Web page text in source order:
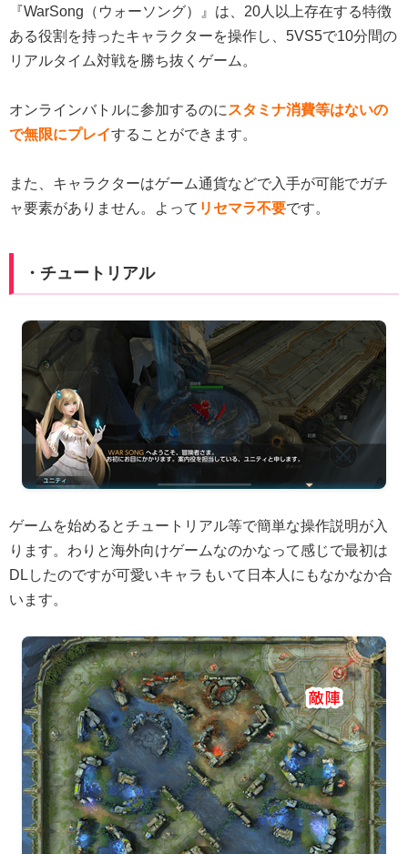
『WarSong（ウォーソング）』は、20人以上存在する特徴
ある役割を持ったキャラクターを操作し、5VS5で10分間の
リアルタイム対戦を勝ち抜くゲーム。
オンラインバトルに参加するのに スタミナ消費等はないの
で無限にプレイすることができます。
また、キャラクターはゲーム通貨などで入手が可能でガチ
ャ要素がありません。よって リセマラ不要です。
・チュートリアル
ゲームを始めるとチュートリアル等で簡単な操作説明が入
ります。わりと海外向けゲームなのかなって感じで最初は
DLしたのですが可愛いキャラもいて日本人にもなかなか合
います。